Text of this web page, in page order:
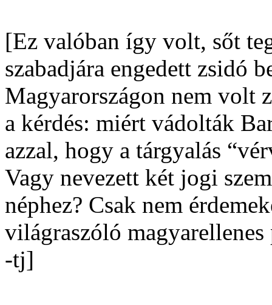
[Ez valóban így volt, sőt
szabadjára engedett zsidó
Magyarországon nem volt
a kérdés: miért vádolták
azzal, hogy a tárgyalás
Vagy nevezett két jogi
néphez? Csak nem
világraszóló
-tj]